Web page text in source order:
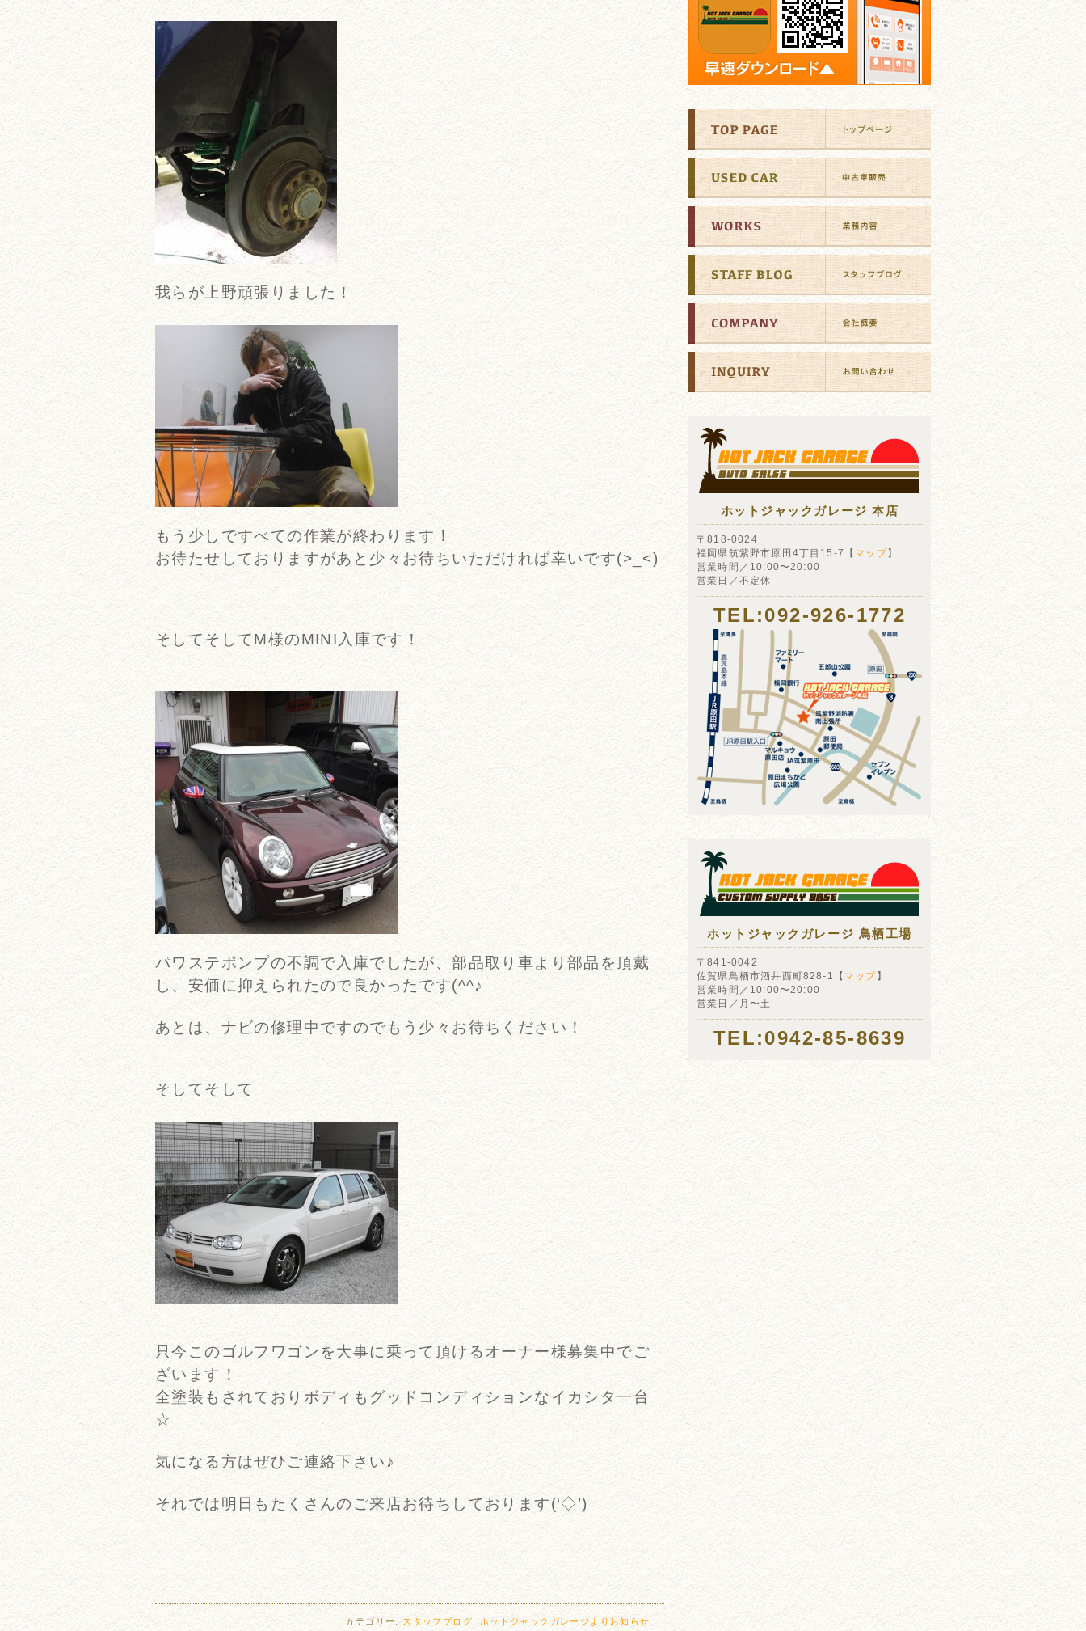
我らが上野頑張りました！
もう少しですべての作業が終わります！
お待たせしておりますがあと少々お待ちいただければ幸いです(>_<)
そしてそしてM様のMINI入庫です！
パワステポンプの不調で入庫でしたが、部品取り車より部品を頂戴
し、安価に抑えられたので良かったです(^^♪
あとは、ナビの修理中ですのでもう少々お待ちください！
そしてそして
只今このゴルフワゴンを大事に乗って頂けるオーナー様募集中でご
ざいます！
全塗装もされておりボディもグッドコンディションなイカシタ一台
☆
気になる方はぜひご連絡下さい♪
それでは明日もたくさんのご来店お待ちしております(‘◇’)ゞ
カテゴリー: スタッフブログ ホットジャックガレージよりお知らせ ｜
ホットジャックガレージ 本店
〒818-0024
福岡県筑紫野市原田4丁目15-7【 マップ】
営業時間／10:00〜20:00
営業日／不定休
TEL:092-926-1772
ホットジャックガレージ 鳥栖工場
〒841-0042
佐賀県鳥栖市酒井西町828-1【 マップ 】
営業時間／10:00〜20:00
営業日／月〜土
TEL:0942-85-8639